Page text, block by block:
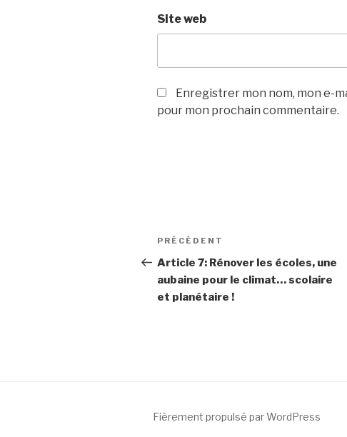
Site web
Enregistrer mon nom, mon e-
pour mon prochain commentaire.
Navigation
de
l’article
Article
précédent
PRÉCÉDENT
Article 7: Rénover les écoles, une
aubaine pour le climat… scolaire
et planétaire !
Fièrement propulsé par WordPress